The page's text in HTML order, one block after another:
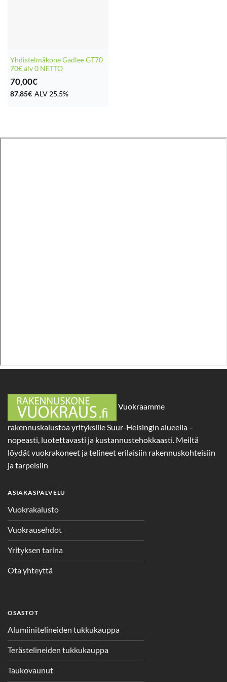
Yhdistelmäkone Gadlee GT70
70€ alv 0 NETTO
70,00€
87,85€ ALV 25,5%
Vuokraamme
rakennuskalustoa yrityksille Suur-Helsingin alueella –
nopeasti, luotettavasti ja kustannustehokkaasti. Meiltä
löydät vuokrakoneet ja telineet erilaisiin rakennuskohteisiin
ja tarpeisiin
ASIAKASPALVELU
Vuokrakalusto
Vuokrausehdot
Yrityksen tarina
Ota yhteyttä
OSASTOT
Alumiinitelineiden tukkukauppa
Terästelineiden tukkukauppa
Taukovaunut